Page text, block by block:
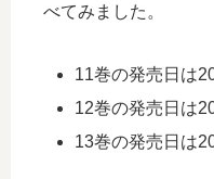
べてみました。
11巻の発売日は
12巻の発売日は
13巻の発売日は